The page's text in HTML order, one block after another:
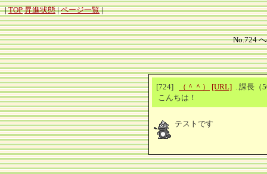
|TOP 昇進状態|ページ一覧|
No.724
[724] （＾＾） [URL] ..課長
こんちは！
テストです